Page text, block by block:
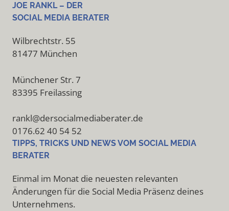
JOE RANKL – DER
SOCIAL MEDIA BERATER
Wilbrechtstr. 55
81477 München
Münchener Str. 7
83395 Freilassing
rankl@dersocialmediaberater.de
0176.62 40 54 52
TIPPS, TRICKS UND NEWS VOM SOCIAL MEDIA
BERATER
Einmal im Monat die neuesten relevanten
Änderungen für die Social Media Präsenz deines
Unternehmens.